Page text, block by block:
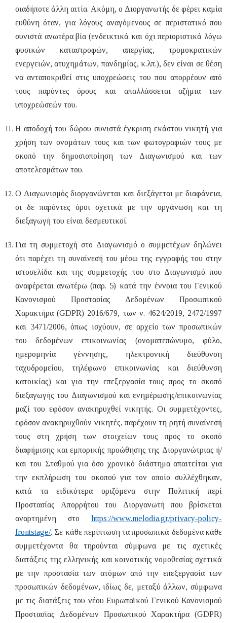
οιαδήποτε άλλη αιτία. Ακόμη, ο Διοργανωτής δε φέρει καμία
ευθύνη όταν, για λόγους αναγόμενους σε περιστατικό που
συνιστά ανωτέρα βία (ενδεικτικά και όχι περιοριστικά λόγω
φυσικών καταστροφών, απεργίας, τρομοκρατικών
ενεργειών, ατυχημάτων, πανδημίας, κ.λπ.), δεν είναι σε θέση
να ανταποκριθεί στις υποχρεώσεις του που απορρέουν από
τους παρόντες όρους και απαλλάσσεται αζήμια των
υποχρεώσεών του.
H αποδοχή του δώρου συνιστά έγκριση εκάστου νικητή για
χρήση των ονομάτων τους και των φωτογραφιών τους με
σκοπό την δημοσιοποίηση των Διαγωνισμού και των
αποτελεσμάτων του.
Ο Διαγωνισμός διοργανώνεται και διεξάγεται με διαφάνεια,
οι δε παρόντες όροι σχετικά με την οργάνωση και τη
διεξαγωγή του είναι δεσμευτικοί.
Για τη συμμετοχή στο Διαγωνισμό ο συμμετέχων δηλώνει
ότι παρέχει τη συναίνεσή του μέσω της εγγραφής του στην
ιστοσελίδα και της συμμετοχής του στο Διαγωνισμό που
αναφέρεται ανωτέρω (παρ. 5) κατά την έννοια του Γενικού
Κανονισμού Προστασίας Δεδομένων Προσωπικού
Χαρακτήρα (GDPR) 2016/679, των ν. 4624/2019, 2472/1997
και 3471/2006, όπως ισχύουν, σε αρχείο των προσωπικών
του δεδομένων επικοινωνίας (ονοματεπώνυμο, φύλο,
ημερομηνία γέννησης, ηλεκτρονική διεύθυνση
ταχυδρομείου, τηλέφωνο επικοινωνίας και διεύθυνση
κατοικίας) και για την επεξεργασία τους προς το σκοπό
διεξαγωγής του Διαγωνισμού και ενημέρωσης/επικοινωνίας
μαζί του εφόσον ανακηρυχθεί νικητής. Οι συμμετέχοντες,
εφόσον ανακηρυχθούν νικητές, παρέχουν τη ρητή συναίνεσή
τους στη χρήση των στοιχείων τους προς το σκοπό
διαφήμισης και εμπορικής προώθησης της Διοργανώτριας ή/
και του Σταθμού για όσο χρονικό διάστημα απαιτείται για
την εκπλήρωση του σκοπού για τον οποίο συλλέχθηκαν,
κατά τα ειδικότερα οριζόμενα στην Πολιτική περί
Προστασίας Απορρήτου του Διοργανωτή που βρίσκεται
αναρτημένη στο https://www.melodia.gr/privacy-policy-
frontstage/. Σε κάθε περίπτωση τα προσωπικά δεδομένα κάθε
συμμετέχοντα θα τηρούνται σύμφωνα με τις σχετικές
διατάξεις της ελληνικής και κοινοτικής νομοθεσίας σχετικά
με την προστασία των ατόμων από την επεξεργασία των
προσωπικών δεδομένων, ιδίως δε, μεταξύ άλλων, σύμφωνα
με τις διατάξεις του νέου Ευρωπαϊκού Γενικού Κανονισμού
Προστασίας Δεδομένων Προσωπικού Χαρακτήρα (GDPR)